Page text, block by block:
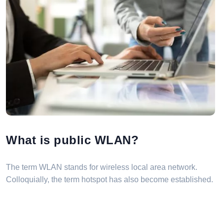
What is public WLAN?
The term WLAN stands for wireless local area network.
Colloquially, the term hotspot has also become established.